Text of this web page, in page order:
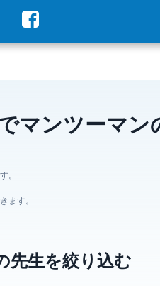
マンツーマン
。
ます。
先生を絞り込む